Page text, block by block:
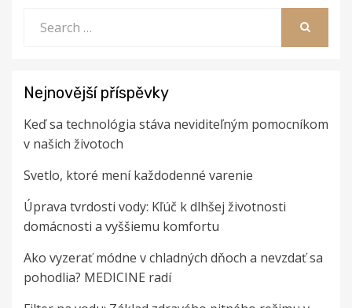
for:
Nejnovější příspěvky
Keď sa technológia stáva neviditeľným pomocníkom
v našich životoch
Svetlo, ktoré mení každodenné varenie
Úprava tvrdosti vody: Kľúč k dlhšej životnosti
domácnosti a vyššiemu komfortu
Ako vyzerať módne v chladných dňoch a nevzdať sa
pohodlia? MEDICINE radí